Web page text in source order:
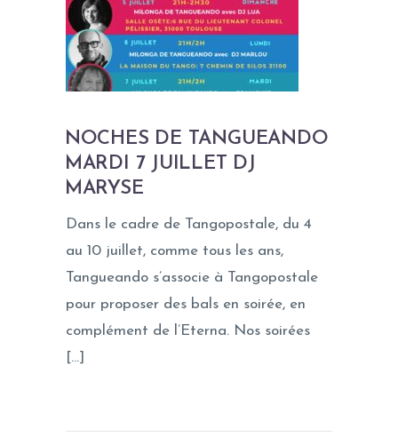
NOCHES DE TANGUEANDO
MARDI 7 JUILLET DJ
MARYSE
Dans le cadre de Tangopostale, du 4
au 10 juillet, comme tous les ans,
Tangueando s’associe à Tangopostale
pour proposer des bals en soirée, en
complément de l’Eterna. Nos soirées
[…]